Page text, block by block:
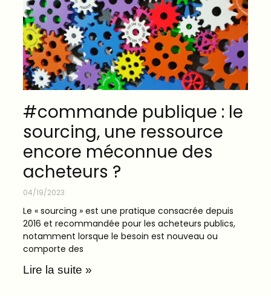
#commande publique : le
sourcing, une ressource
encore méconnue des
acheteurs ?
04/19/2023
Le « sourcing » est une pratique consacrée depuis
2016 et recommandée pour les acheteurs publics,
notamment lorsque le besoin est nouveau ou
comporte des
Lire la suite »